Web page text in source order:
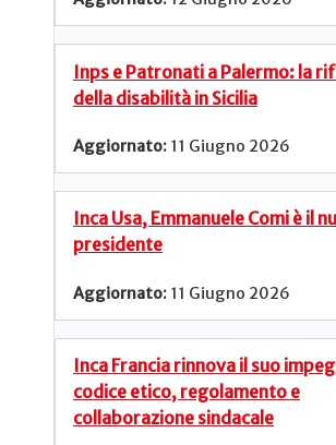
Inps e Patronati a Palermo: la
della disabilità in Sicilia
11 Giugno 2026
Inca Usa, Emmanuele Comi è il
presidente
11 Giugno 2026
Inca Francia rinnova il suo
codice etico, regolamento e
collaborazione sindacale